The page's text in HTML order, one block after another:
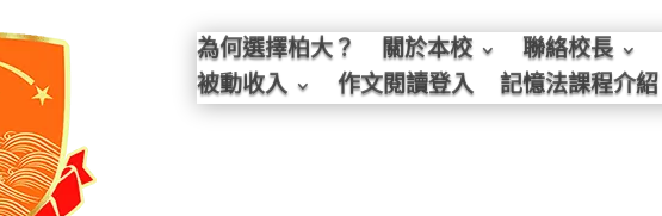
為何選擇柏大？ 關於本校 聯絡校長
被動收入
作文閱讀登入 記憶法課程介紹